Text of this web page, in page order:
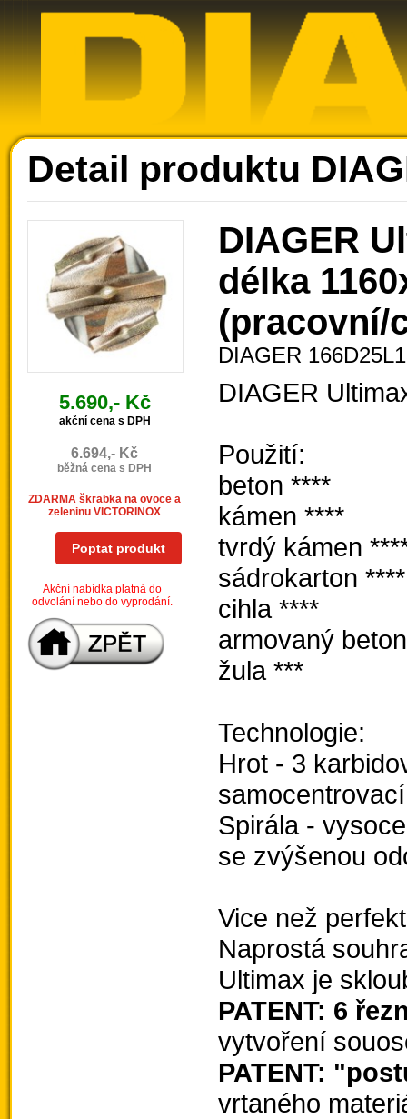
Detail produktu
5.690,- Kč
akční cena s DPH
6.694,- Kč
běžná cena s DPH
ZDARMA škrabka na ovoce a
zeleninu VICTORINOX
Poptat produkt
Akční nabídka platná do
odvolání nebo do vyprodání.
DIAGER
délka
(pracovní/
DIAGER
DIAGER
Použití:
beton ****
kámen ****
tvrdý kámen
sádrokarton ****
cihla ****
armovaný
žula ***
Technologie:
Hrot - 3
Spirála -
se zvýšenou
Vice než
Naprostá
Ultimax je
PATENT: 6
vytvoření
PATENT:
vrtaného